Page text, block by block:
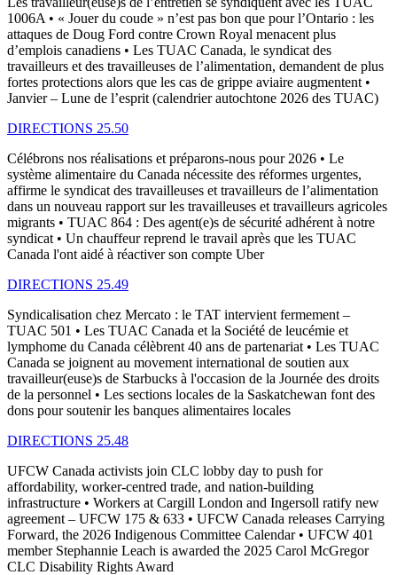
1006A • « Jouer du coude » n’est pas bon que pour l’Ontario : les
attaques de Doug Ford contre Crown Royal menacent plus
d’emplois canadiens • Les TUAC Canada, le syndicat des
travailleurs et des travailleuses de l’alimentation, demandent de plus
fortes protections alors que les cas de grippe aviaire augmentent •
Janvier – Lune de l’esprit (calendrier autochtone 2026 des TUAC)
DIRECTIONS 25.50
Célébrons nos réalisations et préparons-nous pour 2026 • Le
système alimentaire du Canada nécessite des réformes urgentes,
affirme le syndicat des travailleuses et travailleurs de l’alimentation
dans un nouveau rapport sur les travailleuses et travailleurs agricoles
migrants • TUAC 864 : Des agent(e)s de sécurité adhérent à notre
syndicat • Un chauffeur reprend le travail après que les TUAC
Canada l'ont aidé à réactiver son compte Uber
DIRECTIONS 25.49
Syndicalisation chez Mercato : le TAT intervient fermement –
TUAC 501 • Les TUAC Canada et la Société de leucémie et
lymphome du Canada célèbrent 40 ans de partenariat • Les TUAC
Canada se joignent au movement international de soutien aux
travailleur(euse)s de Starbucks à l'occasion de la Journée des droits
de la personnel • Les sections locales de la Saskatchewan font des
dons pour soutenir les banques alimentaires locales
DIRECTIONS 25.48
UFCW Canada activists join CLC lobby day to push for
affordability, worker-centred trade, and nation-building
infrastructure • Workers at Cargill London and Ingersoll ratify new
agreement – UFCW 175 & 633 • UFCW Canada releases Carrying
Forward, the 2026 Indigenous Committee Calendar • UFCW 401
member Stephannie Leach is awarded the 2025 Carol McGregor
CLC Disability Rights Award